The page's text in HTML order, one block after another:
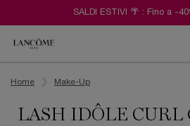
SALDI ESTIVI 🌴 : Fino a -
Home
Make-Up
LASH IDÔLE CURL